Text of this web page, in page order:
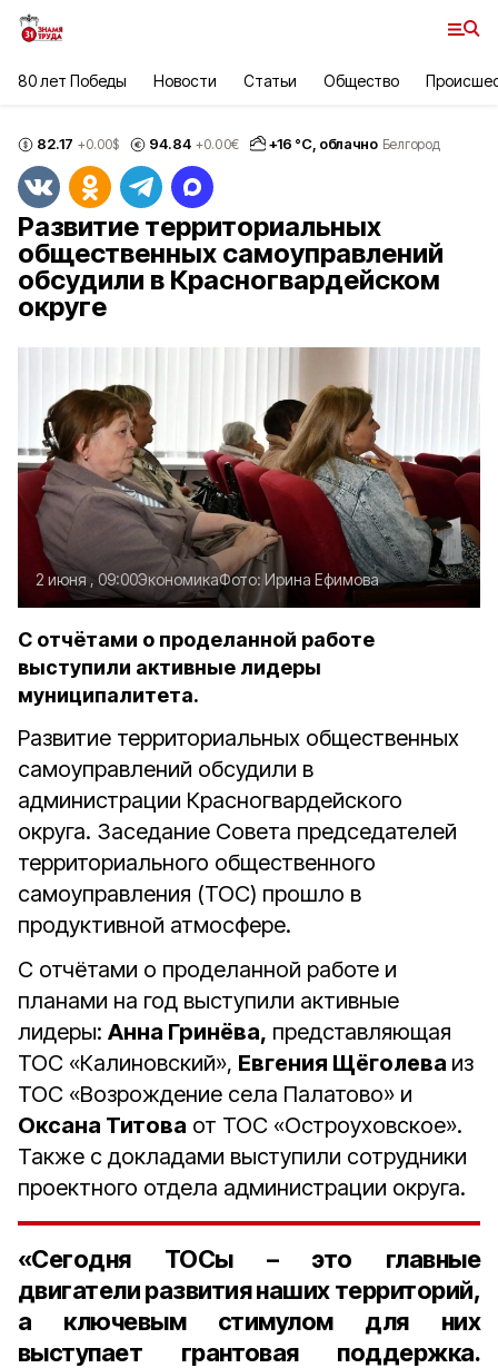
80 лет Победы Новости Статьи Общество
82.17 +0.00$ 94.84 +0.00€ +16 °С, облачно Белгород
Развитие территориальных
общественных самоуправлений
обсудили в Красногвардейском
округе
2 июня , 09:00ЭкономикаФото: Ирина Ефимова
С отчётами о проделанной работе
выступили активные лидеры
муниципалитета.
Развитие территориальных общественных
самоуправлений обсудили в
администрации Красногвардейского
округа. Заседание Совета председателей
территориального общественного
самоуправления (ТОС) прошло в
продуктивной атмосфере.
С отчётами о проделанной работе и
планами на год выступили активные
лидеры: Анна Гринёва, представляющая
ТОС «Калиновский», Евгения Щёголева из
ТОС «Возрождение села Палатово» и
Оксана Титова от ТОС «Остроуховское».
Также с докладами выступили сотрудники
проектного отдела администрации округа.
«Сегодня ТОСы – это главные
двигатели развития наших территорий,
а ключевым стимулом для них
выступает грантовая поддержка.